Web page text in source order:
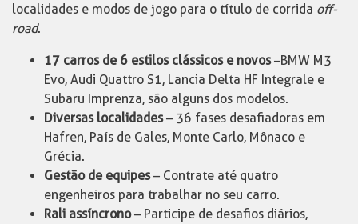
localidades e modos de jogo para o título de corrida off-
road.
17 carros de 6 estilos clássicos e novos–BMW M3
Evo, Audi Quattro S1, Lancia Delta HF Integrale e
Subaru Imprenza, são alguns dos modelos.
Diversas localidades– 36 fases desafiadoras em
Hafren, País de Gales, Monte Carlo, Mônaco e
Grécia.
Gestão de equipes– Contrate até quatro
engenheiros para trabalhar no seu carro.
Rali assíncrono –Participe de desafios diários,